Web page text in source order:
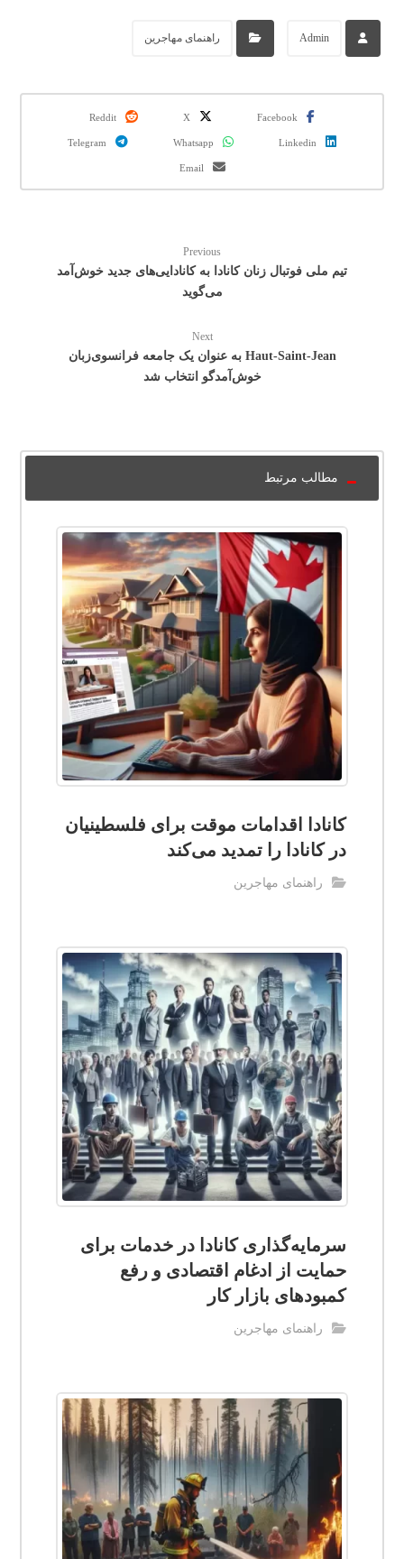
Admin راهنمای مهاجرین
Facebook
X
Reddit
Linkedin
Whatsapp
Telegram
Email
Previous
تیم ملی فوتبال زنان کانادا به کانادایی‌های جدید خوش‌آمد
می‌گوید
Next
Haut-Saint-Jean به عنوان یک جامعه فرانسوی‌زبان
خوش‌آمدگو انتخاب شد
مطالب مرتبط
کانادا اقدامات موقت برای فلسطینیان
در کانادا را تمدید می‌کند
راهنمای مهاجرین
سرمایه‌گذاری کانادا در خدمات برای
حمایت از ادغام اقتصادی و رفع
کمبودهای بازار کار
راهنمای مهاجرین